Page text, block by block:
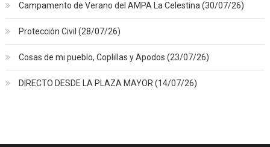
Campamento de Verano del AMPA La Celestina (30/07/26)
Protección Civil (28/07/26)
Cosas de mi pueblo, Coplillas y Apodos (23/07/26)
DIRECTO DESDE LA PLAZA MAYOR (14/07/26)